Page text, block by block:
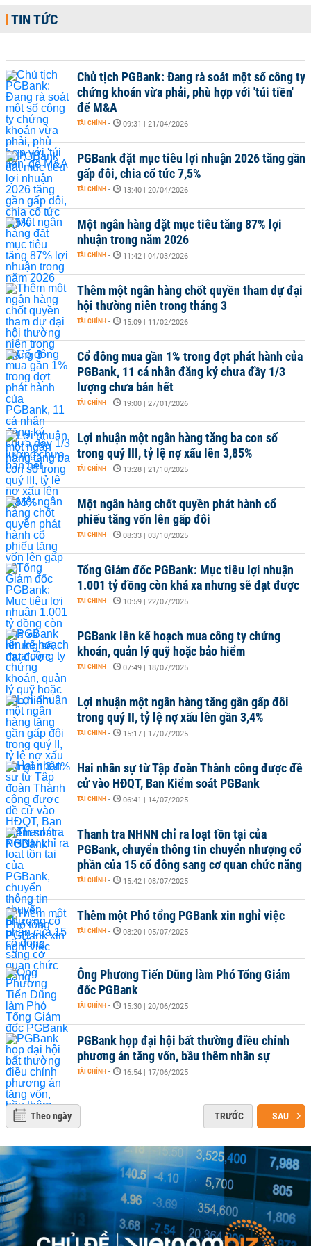
TIN TỨC
Chủ tịch PGBank: Đang rà soát một số công ty
chứng khoán vừa phải, phù hợp với 'túi tiền'
để M&A
TÀI CHÍNH - 09:31 | 21/04/2026
PGBank đặt mục tiêu lợi nhuận 2026 tăng gần
gấp đôi, chia cổ tức 7,5%
TÀI CHÍNH - 13:40 | 20/04/2026
Một ngân hàng đặt mục tiêu tăng 87% lợi
nhuận trong năm 2026
TÀI CHÍNH - 11:42 | 04/03/2026
Thêm một ngân hàng chốt quyền tham dự đại
hội thường niên trong tháng 3
TÀI CHÍNH - 15:09 | 11/02/2026
Cổ đông mua gần 1% trong đợt phát hành của
PGBank, 11 cá nhân đăng ký chưa đầy 1/3
lượng chưa bán hết
TÀI CHÍNH - 19:00 | 27/01/2026
Lợi nhuận một ngân hàng tăng ba con số
trong quý III, tỷ lệ nợ xấu lên 3,85%
TÀI CHÍNH - 13:28 | 21/10/2025
Một ngân hàng chốt quyền phát hành cổ
phiếu tăng vốn lên gấp đôi
TÀI CHÍNH - 08:33 | 03/10/2025
Tổng Giám đốc PGBank: Mục tiêu lợi nhuận
1.001 tỷ đồng còn khá xa nhưng sẽ đạt được
TÀI CHÍNH - 10:59 | 22/07/2025
PGBank lên kế hoạch mua công ty chứng
khoán, quản lý quỹ hoặc bảo hiểm
TÀI CHÍNH - 07:49 | 18/07/2025
Lợi nhuận một ngân hàng tăng gần gấp đôi
trong quý II, tỷ lệ nợ xấu lên gần 3,4%
TÀI CHÍNH - 15:17 | 17/07/2025
Hai nhân sự từ Tập đoàn Thành công được đề
cử vào HĐQT, Ban Kiểm soát PGBank
TÀI CHÍNH - 06:41 | 14/07/2025
Thanh tra NHNN chỉ ra loạt tồn tại của
PGBank, chuyển thông tin chuyển nhượng cổ
phần của 15 cổ đông sang cơ quan chức năng
TÀI CHÍNH - 15:42 | 08/07/2025
Thêm một Phó tổng PGBank xin nghỉ việc
TÀI CHÍNH - 08:20 | 05/07/2025
Ông Phương Tiến Dũng làm Phó Tổng Giám
đốc PGBank
TÀI CHÍNH - 15:30 | 20/06/2025
PGBank họp đại hội bất thường điều chỉnh
phương án tăng vốn, bầu thêm nhân sự
TÀI CHÍNH - 16:54 | 17/06/2025
Theo ngày TRƯỚC SAU